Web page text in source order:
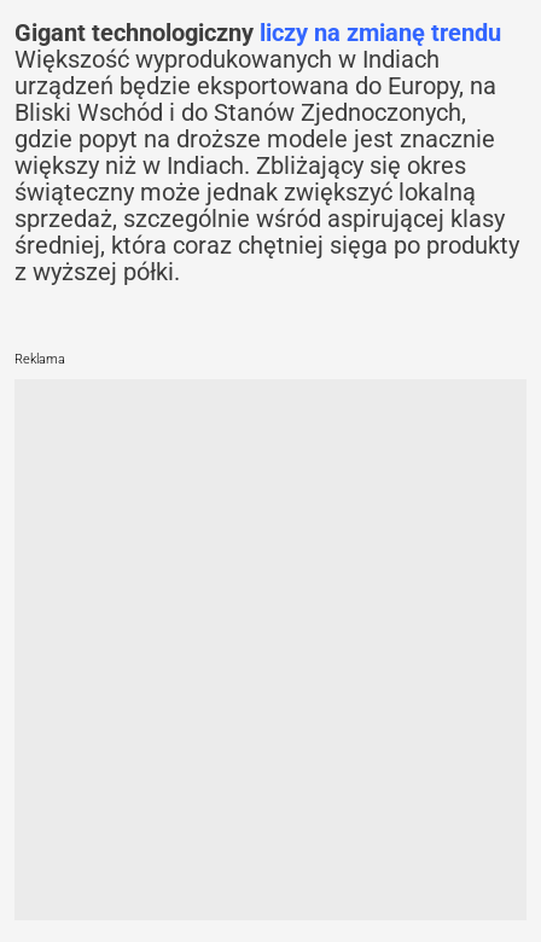
Gigant technologiczny liczy na zmianę trendu
Większość wyprodukowanych w Indiach
urządzeń będzie eksportowana do Europy, na
Bliski Wschód i do Stanów Zjednoczonych,
gdzie popyt na droższe modele jest znacznie
większy niż w Indiach. Zbliżający się okres
świąteczny może jednak zwiększyć lokalną
sprzedaż, szczególnie wśród aspirującej klasy
średniej, która coraz chętniej sięga po produkty
z wyższej półki.
Reklama